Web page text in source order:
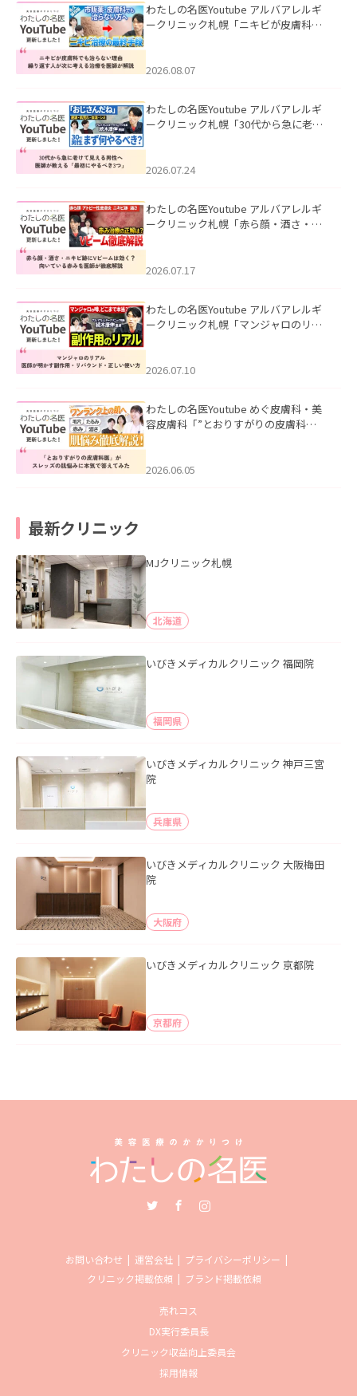
わたしの名医Youtube アルバアレルギ
ークリニック札幌「ニキビが皮膚科で
ました。
2026.08.07
わたしの名医Youtube アルバアレルギ
ークリニック札幌「30代から急に老け
た。
2026.07.24
わたしの名医Youtube アルバアレルギ
ークリニック札幌「赤ら顔・酒さ・ニ
した。
2026.07.17
わたしの名医Youtube アルバアレルギ
ークリニック札幌「マンジャロのリア
た。
2026.07.10
わたしの名医Youtube めぐ皮膚科・美
容皮膚科「”とおりすがりの皮膚科
2026.06.05
最新クリニック
MJクリニック札幌
北海道
いびきメディカルクリニック 福岡院
福岡県
いびきメディカルクリニック 神戸三宮
院
兵庫県
いびきメディカルクリニック 大阪梅田
院
大阪府
いびきメディカルクリニック 京都院
京都府
お問い合わせ 運営会社
プライバシーポリシー
クリニック掲載依頼
ブランド掲載依頼
売れコス
DX実行委員長
クリニック収益向上委員会
採用情報